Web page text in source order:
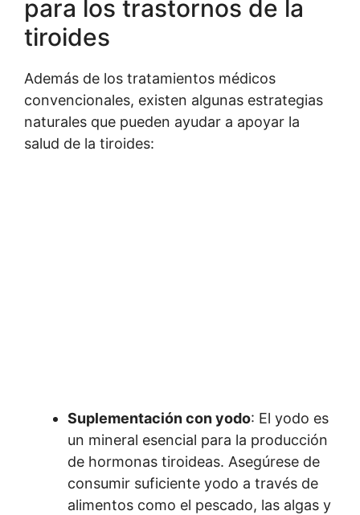
para los trastornos de la
tiroides
Además de los tratamientos médicos
convencionales, existen algunas estrategias
naturales que pueden ayudar a apoyar la
salud de la tiroides:
Suplementación con yodo: El yodo es
un mineral esencial para la producción
de hormonas tiroideas. Asegúrese de
consumir suficiente yodo a través de
alimentos como el pescado, las algas y